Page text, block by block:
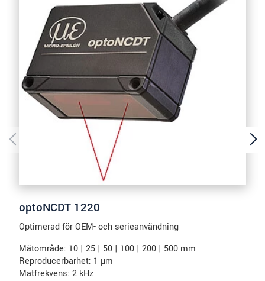
optoNCDT 1220
Optimerad för OEM- och serieanvändning
Mätområde: 10 | 25 | 50 | 100 | 200 | 500 mm
Reproducerbarhet: 1 µm
Mätfrekvens: 2 kHz